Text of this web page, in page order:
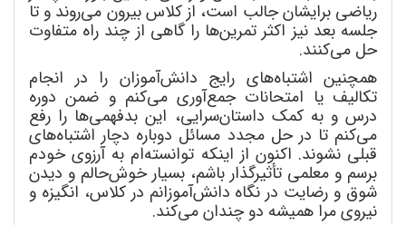
ریاضی برایشان جالب است، از کلاس بیرون میروند و تا
جلسه بعد نیز اکثر تمرینها را گاهی از چند راه متفاوت
حل میکنند.
همچنین اشتباههای رایج دانشآموزان را در انجام
تکالیف یا امتحانات جمعآوری میکنم و ضمن دوره
درس و به کمک داستانسرایی، این بدفهمیها را رفع
میکنم تا در حل مجدد مسائل دوباره دچار اشتباههای
قبلی نشوند. اکنون از اینکه توانستهام به آرزوی خودم
برسم و معلمی تأثیرگذار باشم، بسیار خوشحالم و دیدن
شوق و رضایت در نگاه دانشآموزانم در کلاس، انگیزه و
نیروی مرا همیشه دو چندان میکند.